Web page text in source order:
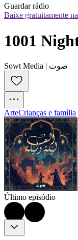
Guardar rádio
Baixe gratuitamente
Sowt Media | صوت
ArteCrianças e família
Último episódio